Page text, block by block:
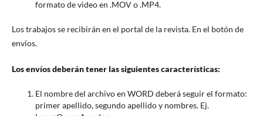
formato de video en .MOV o .MP4.
Los trabajos se recibirán en el portal de la revista. En el botón de
envíos.
Los envíos deberán tener las siguientes características:
El nombre del archivo en WORD deberá seguir el formato:
primer apellido, segundo apellido y nombres. Ej.